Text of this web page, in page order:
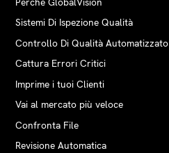
Sistemi Di Ispezione Qualità
Controllo Di Qualità Automatizzato
Cattura Errori Critici
Imprime i tuoi Clienti
Vai al mercato più veloce
Confronta File
Revisione Automatica